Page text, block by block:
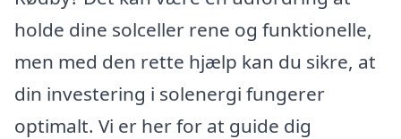
holde dine solceller rene og funktionelle,
men med den rette hjælp kan du sikre, at
din investering i solenergi fungerer
optimalt. Vi er her for at guide dig